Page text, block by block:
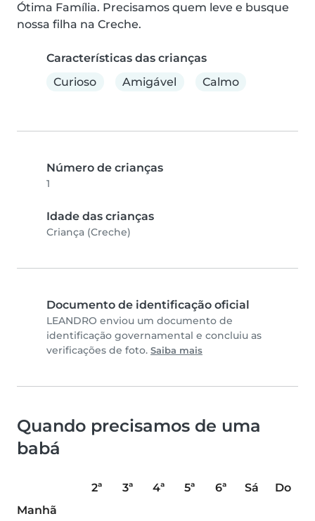
Ótima Família. Precisamos quem leve e busque
nossa filha na Creche.
Características das crianças
Curioso
Amigável Calmo
Número de crianças
1
Idade das crianças
Criança (Creche)
Documento de identificação oficial
LEANDRO enviou um documento de
identificação governamental e concluiu as
verificações de foto. Saiba mais
Quando precisamos de uma
babá
2ª 3ª 4ª 5ª 6ª Sá
Do
Manhã